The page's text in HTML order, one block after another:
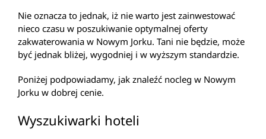
Nie oznacza to jednak, iż nie warto jest zainwestować
nieco czasu w poszukiwanie optymalnej oferty
zakwaterowania w Nowym Jorku. Tani nie będzie, może
być jednak bliżej, wygodniej i w wyższym standardzie.
Poniżej podpowiadamy, jak znaleźć nocleg w Nowym
Jorku w dobrej cenie.
Wyszukiwarki hoteli